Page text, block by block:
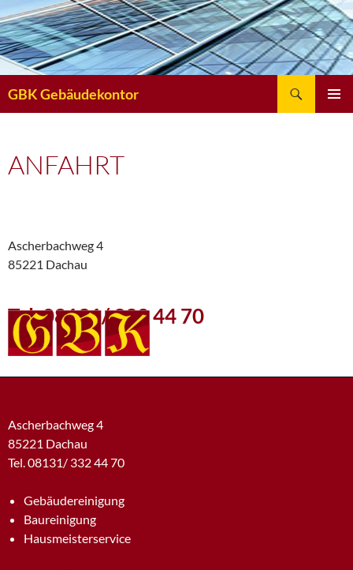
GBK Gebäudekontor
ANFAHRT
Ascherbachweg 4
85221 Dachau
Tel. 08131/ 332 44 70
Ascherbachweg 4
85221 Dachau
Tel. 08131/ 332 44 70
Gebäudereinigung
Baureinigung
Hausmeisterservice